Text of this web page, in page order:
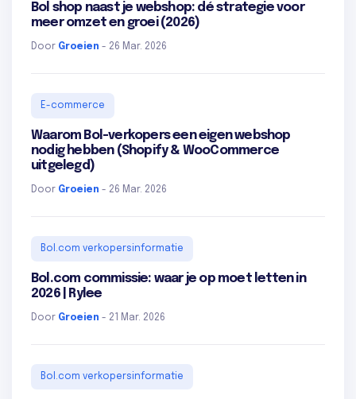
Bol shop naast je webshop: dé strategie voor
meer omzet en groei (2026)
Door Groeien - 26 Mar. 2026
E-commerce
Waarom Bol-verkopers een eigen webshop
nodig hebben (Shopify & WooCommerce
uitgelegd)
Door Groeien - 26 Mar. 2026
Bol.com verkopersinformatie
Bol.com commissie: waar je op moet letten in
2026 | Rylee
Door Groeien - 21 Mar. 2026
Bol.com verkopersinformatie